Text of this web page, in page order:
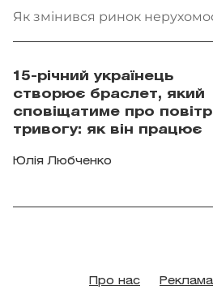
Як змінився ринок
15-річний українець
створює браслет, який
сповіщатиме про
тривогу: як він працює
Юлія Любченко
Про нас Реклама